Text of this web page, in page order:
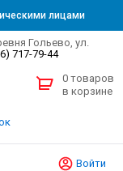
лицами
Гольево, ул.
717-79-44
0 товаров
в корзине
Войти